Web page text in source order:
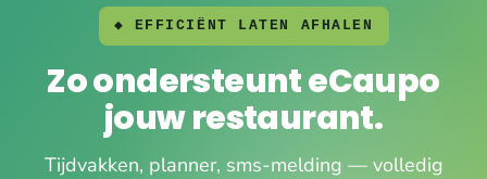
◆ EFFICIËNT LATEN AFHALEN
Zo ondersteunt eCaupo
jouw restaurant.
Tijdvakken, planner, sms-melding — volledig